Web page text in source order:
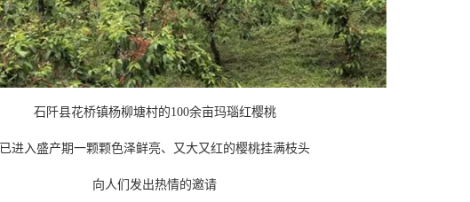
石阡县花桥镇杨柳塘村的100余亩玛瑙红樱桃
已进入盛产期一颗颗色泽鲜亮、又大又红的樱桃挂满枝头
向人们发出热情的邀请